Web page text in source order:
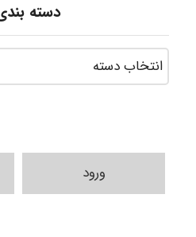
دسته
ورود